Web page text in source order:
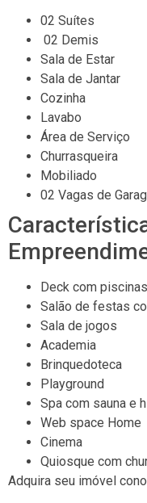
02 Suítes
02 Demis
Sala de Estar
Sala de Jantar
Cozinha
Lavabo
Área de Serviço
Churrasqueira
Mobiliado
02 Vagas de
Deck com
Salão de festas
Sala de jogos
Academia
Brinquedoteca
Playground
Spa com sauna e
Web space Home
Cinema
Quiosque com
Adquira seu imóvel